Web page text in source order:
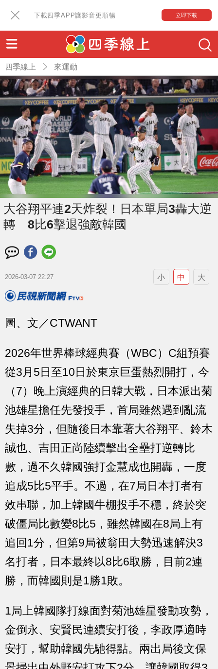
下載四季APP讓影音更順暢 立即下載
四季線上 來運動
大谷翔平連2天炸裂！日本單局3轟大逆
轉 8比6擊退強敵韓國
2026-03-07 22:27 小 中 大
圖、文／CTWANT
2026年世界棒球經典賽（WBC）C組預賽
從3月5日至10日於東京巨蛋熱烈開打，今
（7）晚上演經典的日韓大戰，日本派出菊
池雄星擔任先發投手，首局雖然遇到亂流
失掉3分，但隨後日本靠著大谷翔平、鈴木
誠也、吉田正尚陸續擊出全壘打逆轉比
數，過不久韓國強打金慧成也開轟，一度
追成5比5平手。不過，在7局日本打者有
效串聯，加上韓國牛棚投手不穩，終於突
破僵局比數變8比5，雖然韓國在8局上有
追回1分，但第9局被翁田大勢迅速解決3
名打者，日本最終以8比6取勝，目前2連
勝，而韓國則是1勝1敗。
1局上韓國隊打線面對菊池雄星發動攻勢，
金倒永、安賢民連續安打後，李政厚適時
安打，幫助韓國先馳得點。兩出局後文保